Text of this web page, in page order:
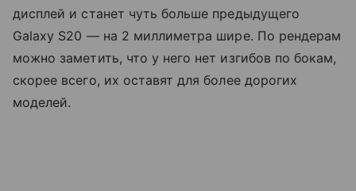
дисплей и станет чуть больше предыдущего
Galaxy S20 — на 2 миллиметра шире. По рендерам
можно заметить, что у него нет изгибов по бокам,
скорее всего, их оставят для более дорогих
моделей.